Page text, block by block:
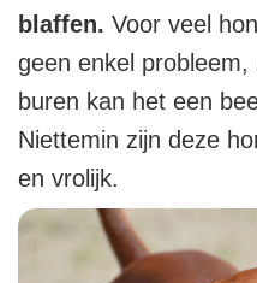
blaffen. Voor veel
geen enkel
buren kan het een
Niettemin zijn deze
en vrolijk.